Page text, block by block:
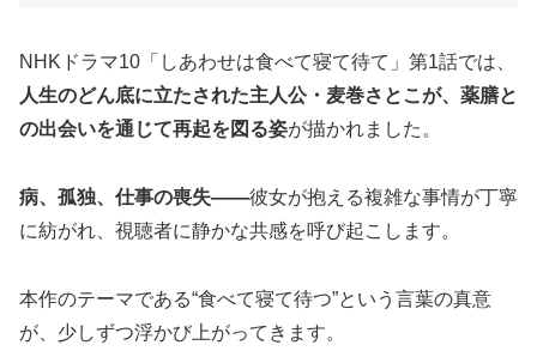
NHKドラマ10「しあわせは食べて寝て待て」第1話では、
人生のどん底に立たされた主人公・麦巻さとこが、薬膳と
の出会いを通じて再起を図る姿が描かれました。
病、孤独、仕事の喪失――彼女が抱える複雑な事情が丁寧
に紡がれ、視聴者に静かな共感を呼び起こします。
本作のテーマである“食べて寝て待つ”という言葉の真意
が、少しずつ浮かび上がってきます。